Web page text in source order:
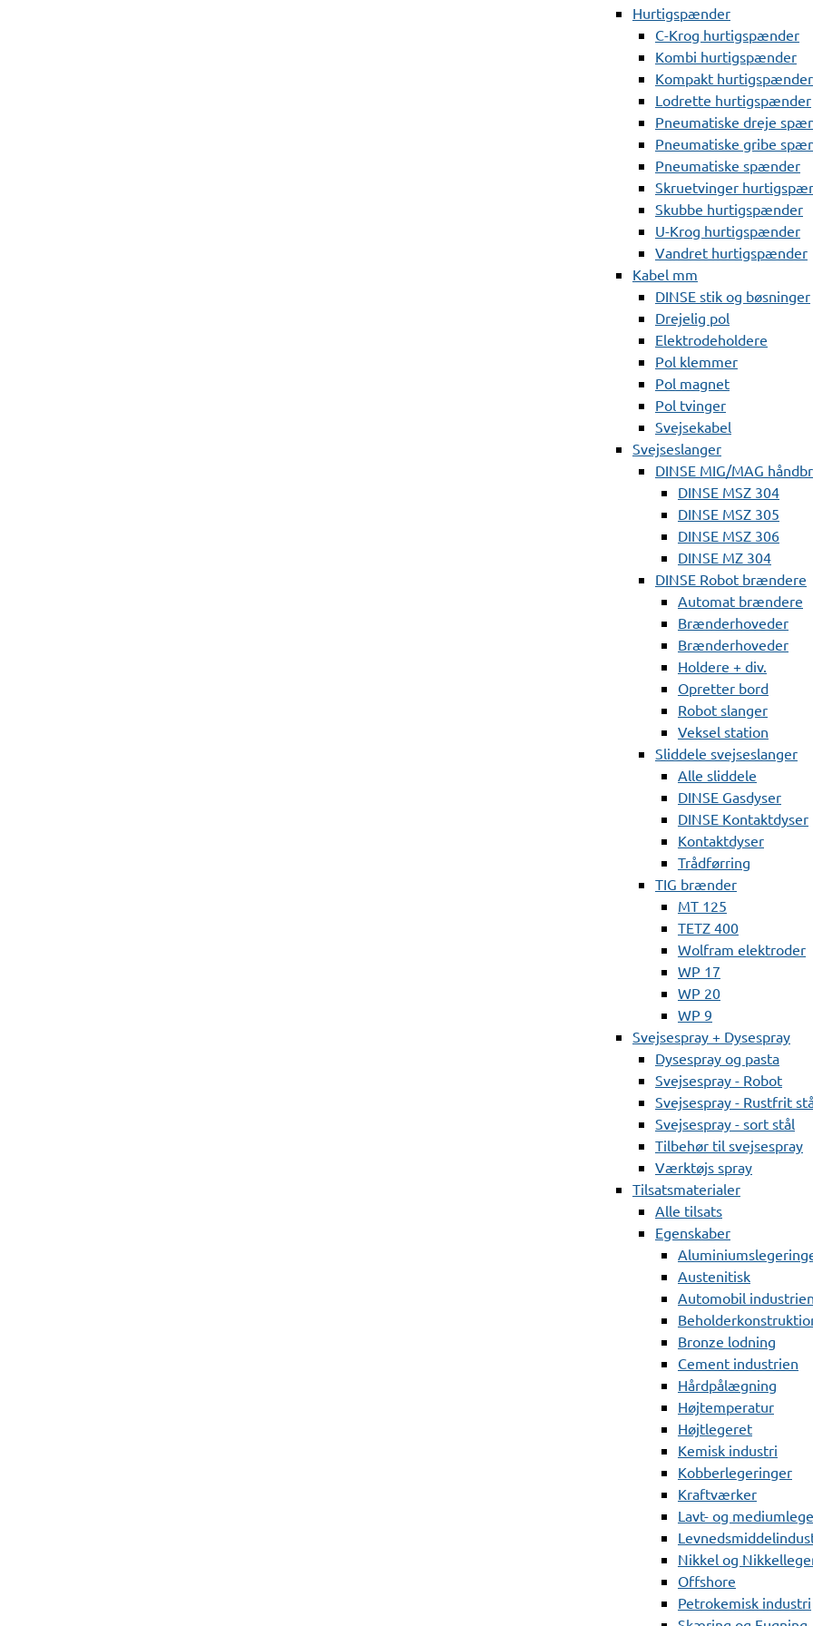
Hurtigspænder
C-Krog hurtigspænder
Kombi hurtigspænder
Kompakt hurtigspænder
Lodrette hurtigspænder
Pneumatiske dreje
Pneumatiske gribe
Pneumatiske spænder
Skruetvinger
Skubbe hurtigspænder
U-Krog hurtigspænder
Vandret hurtigspænder
Kabel mm
DINSE stik og bøsninger
Drejelig pol
Elektrodeholdere
Pol klemmer
Pol magnet
Pol tvinger
Svejsekabel
Svejseslanger
DINSE MIG/MAG
DINSE MSZ 304
DINSE MSZ 305
DINSE MSZ 306
DINSE MZ 304
DINSE Robot brændere
Automat brændere
Brænderhoveder
Brænderhoveder
Holdere + div.
Opretter bord
Robot slanger
Veksel station
Sliddele svejseslanger
Alle sliddele
DINSE Gasdyser
DINSE Kontaktdyser
Kontaktdyser
Trådførring
TIG brænder
MT 125
TETZ 400
Wolfram elektroder
WP 17
WP 20
WP 9
Svejsespray + Dysespray
Dysespray og pasta
Svejsespray - Robot
Svejsespray - Rustfrit
Svejsespray - sort stål
Tilbehør til svejsespray
Værktøjs spray
Tilsatsmaterialer
Alle tilsats
Egenskaber
Austenitisk
Automobil industrien
Bronze lodning
Cement industrien
Hårdpålægning
Højtemperatur
Højtlegeret
Kemisk industri
Kobberlegeringer
Kraftværker
Lavt- og
Nikkel og
Offshore
Petrokemisk industri